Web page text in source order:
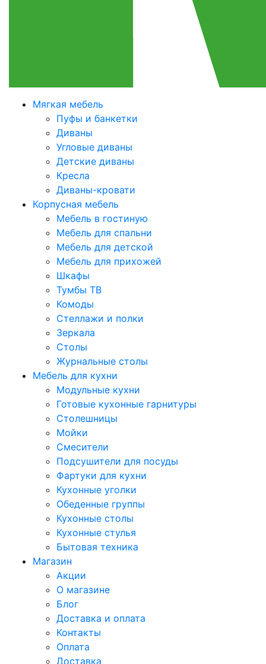
Мягкая мебель
Пуфы и банкетки
Диваны
Угловые диваны
Детские диваны
Кресла
Диваны-кровати
Корпусная мебель
Мебель в гостиную
Мебель для спальни
Мебель для детской
Мебель для прихожей
Шкафы
Тумбы ТВ
Комоды
Стеллажи и полки
Зеркала
Столы
Журнальные столы
Мебель для кухни
Модульные кухни
Готовые кухонные гарнитуры
Столешницы
Мойки
Смесители
Подсушители для посуды
Фартуки для кухни
Кухонные уголки
Обеденные группы
Кухонные столы
Кухонные стулья
Бытовая техника
Магазин
Акции
О магазине
Блог
Доставка и оплата
Контакты
Оплата
Доставка